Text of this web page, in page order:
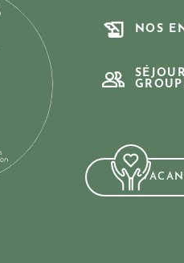
NOS